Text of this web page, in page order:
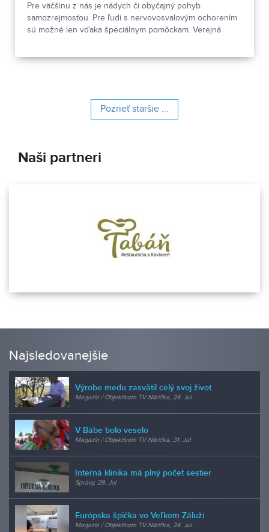
Pre väčšinu z nás je nádych či obyčajný pohyb
samozrejmosťou. Pre ľudí s nervovosvalovým ochorením
sú možné len vďaka špeciálnym pomôckam. Verejná
a slobodný pohyb samozrejmosťou.
Pozrieť staršie ...
Naši partneri
Najsledovanejšie
Výrobe medu zasvätil celý svoj život
Magazín / Objektívom TV Nitrička, 24. Jul
V Bábe bolo veselo
Magazín / Objektívom TV Nitrička, 31. Jul
Interná klinika má plný počet sestier
Správy, 29. Jul
Európska špička vo Veľkom Záluží
Magazín / Objektívom TV Nitrička, 24. Jul